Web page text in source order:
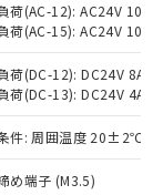
荷(AC-12): AC24V 10A/
荷(AC-15): AC24V
荷(DC-12): DC24V 8A/
荷(DC-13): DC24V 4A/
件: 周囲温度 20±2℃、
め端子 (M3.5)
質）の
商品で
）の非含
のある
質）の